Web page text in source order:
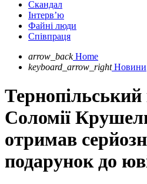
Скандал
Інтерв’ю
Файні люди
Співпраця
arrow_back Home
keyboard_arrow_right Новини
Соломії
отримав
подарунок до